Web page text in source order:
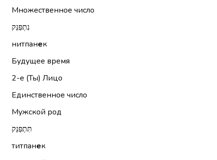
Множественное число
נִתְפַּנֵּק
нитпанек
Будущее время
2-е (Ты) Лицо
Единственное число
Мужской род
תִּתְפַּנֵּק
титпанек